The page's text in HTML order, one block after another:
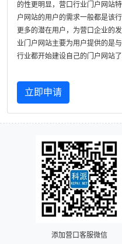
的性更明显，营口行业门户网站
户网站的用户的需求一般都是该
更多的潜在用户，为营口企业的
业门户网站主要为用户提供的是
行业都开始建设自己的门户网站了
立即申请
添加营口客服微信